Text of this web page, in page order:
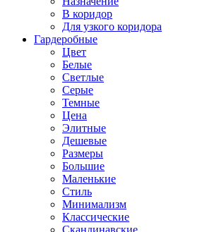
В коридор
Для узкого коридора
Гардеробные
Цвет
Белые
Светлые
Серые
Темные
Цена
Элитные
Дешевые
Размеры
Большие
Маленькие
Стиль
Минимализм
Классические
Скандинавские